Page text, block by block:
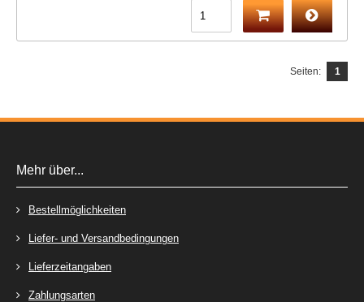
Seiten: 1
Mehr über...
Bestellmöglichkeiten
Liefer- und Versandbedingungen
Lieferzeitangaben
Zahlungsarten